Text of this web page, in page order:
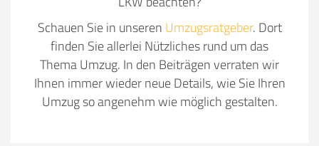
Schauen Sie in unseren Umzugsratgeber. Dort
finden Sie allerlei Nützliches rund um das
Thema Umzug. In den Beiträgen verraten wir
Ihnen immer wieder neue Details, wie Sie Ihren
Umzug so angenehm wie möglich gestalten.